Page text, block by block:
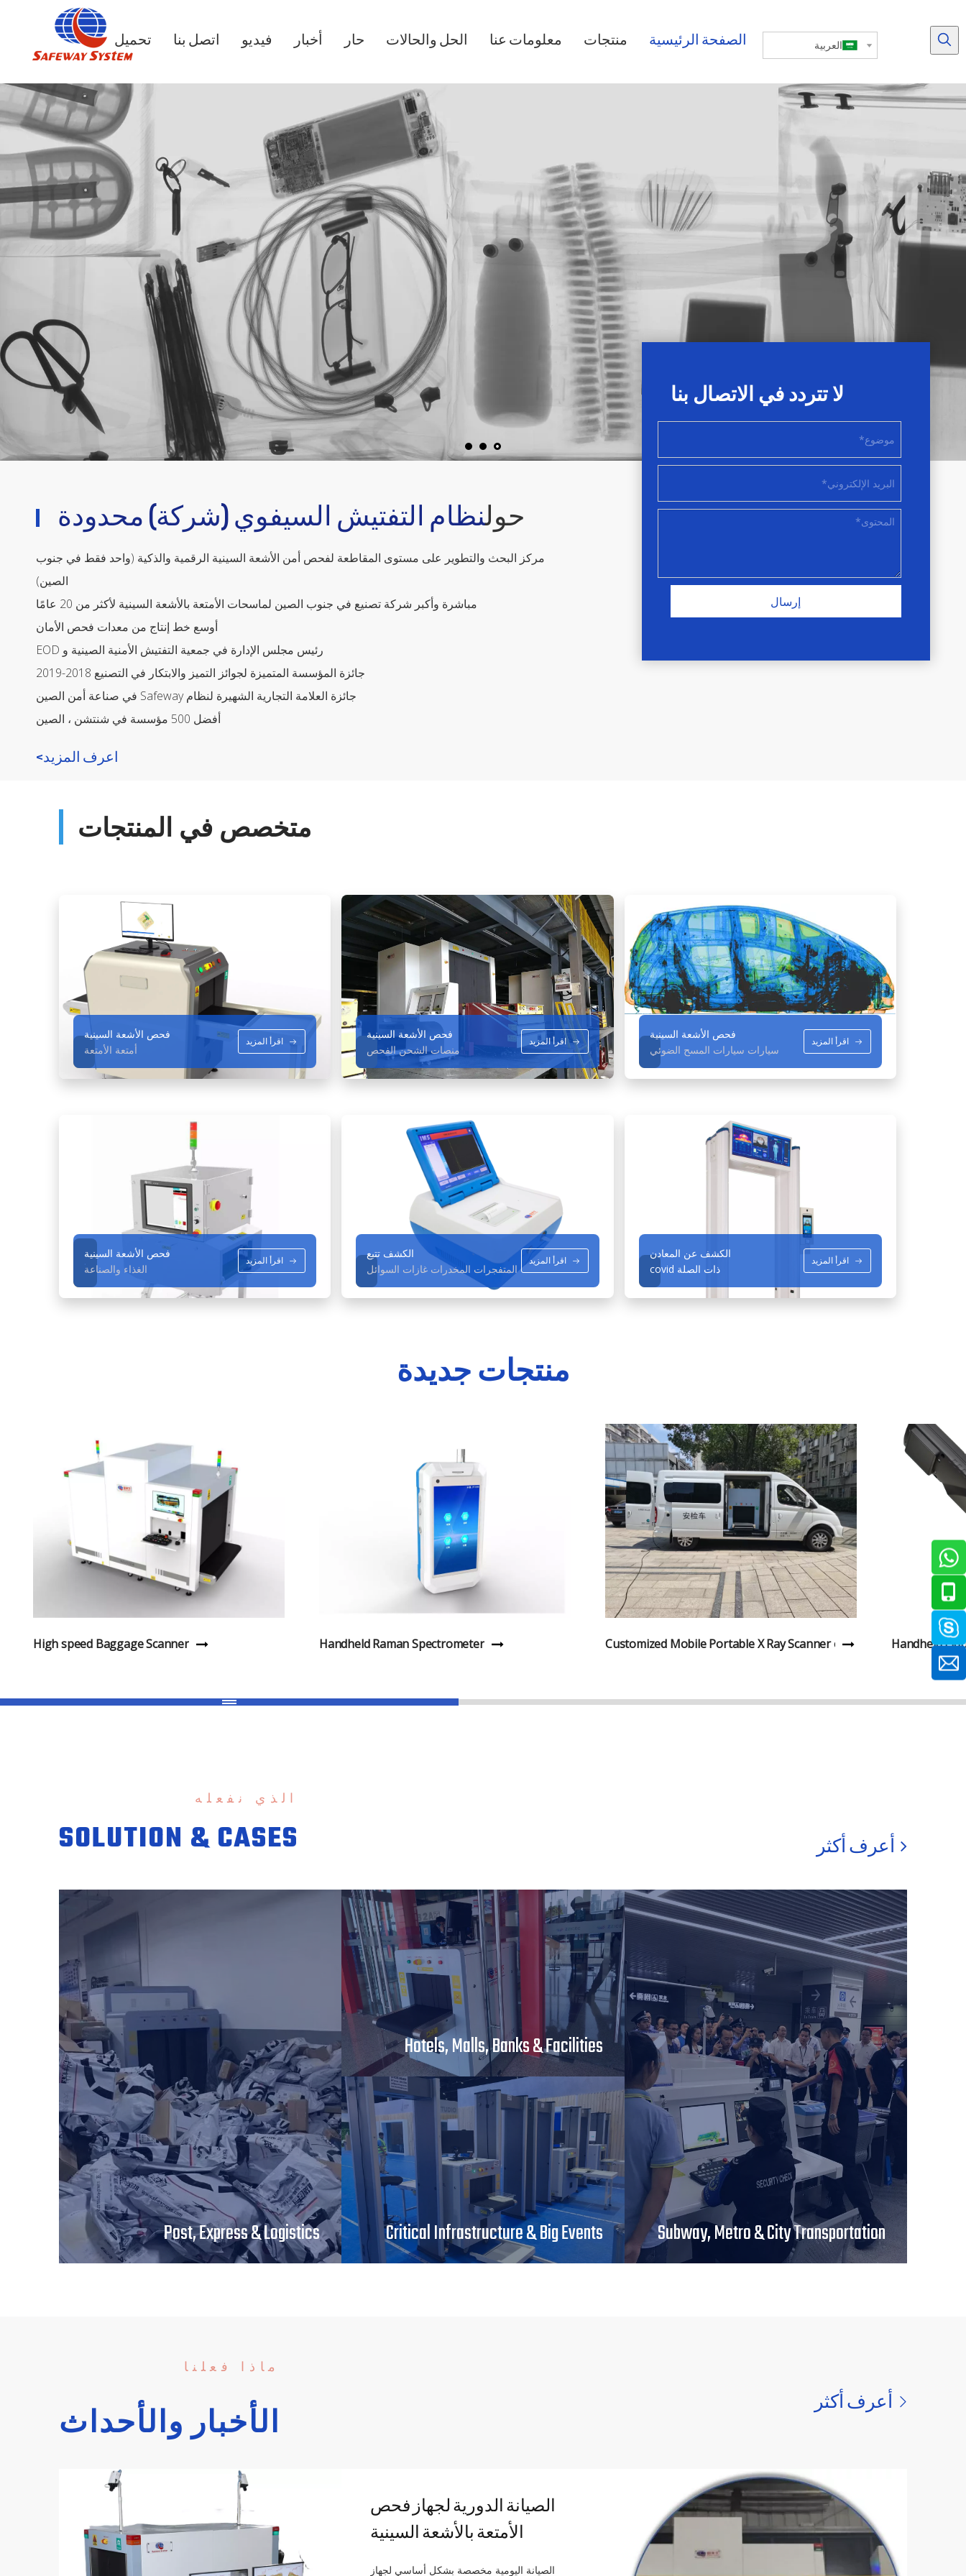
العربية الصفحة الرئيسية منتجات معلومات عنا الحل والحالات حار أخبار فيديو اتصل بنا تحميل
حولنظام التفتيش السيفوي (شركة) محدودة
مركز البحث والتطوير على مستوى المقاطعة لفحص أمن الأشعة السينية الرقمية والذكية (واحد فقط في جنوب
الصين)
مباشرة وأكبر شركة تصنيع في جنوب الصين لماسحات الأمتعة بالأشعة السينية لأكثر من 20 عامًا
أوسع خط إنتاج من معدات فحص الأمان
رئيس مجلس الإدارة في جمعية التفتيش الأمنية الصينية و EOD
جائزة المؤسسة المتميزة لجوائز التميز والابتكار في التصنيع 2018-2019
جائزة العلامة التجارية الشهيرة لنظام Safeway في صناعة أمن الصين
أفضل 500 مؤسسة في شنتشن ، الصين
اعرف المزيد>
لا تتردد في الاتصال بنا
إرسال
متخصص في المنتجات
فحص الأشعة السينية
أمتعة الأمتعة
اقرأ المزيد
فحص الأشعة السينية
منصات الشحن الفحص
اقرأ المزيد
فحص الأشعة السينية
سيارات سيارات المسح الضوئي
اقرأ المزيد
.فحص الأشعة السينية
الغذاء والصناعة
اقرأ المزيد
الكشف تتبع
المتفجرات المخدرات غازات السوائل
اقرأ المزيد
الكشف عن المعادن
covid ذات الصلة
اقرأ المزيد
منتجات جديدة
High speed Baggage Scanner Handheld Raman Spectrometer Customized Mobile Portable X Ray Scanner on Truck Handheld
الذي نفعله
SOLUTION & CASES أعرف أكثر
Post, Express & Logistics
الحصول على المزيد من المعلومات
Hotels, Malls, Banks & Facilities
الأكثر شعبية وموثوقة وموثوقة الماسحات الضوئية
للأمتعة وكاشفات المعادن لفحص أمن المدخل.
الحصول على المزيد من المعلومات
Critical Infrastructure & Big Events Subway, Metro & City Transportation
الحصول على المزيد من المعلومات
ماذا فعلنا
الأخبار والأحداث
أعرف أكثر
الصيانة الدورية لجهاز فحص
الأمتعة بالأشعة السينية
الصيانة اليومية مخصصة بشكل أساسي لجهاز